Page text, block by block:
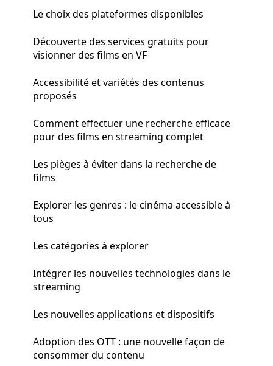
Le choix des plateformes disponibles
Découverte des services gratuits pour
visionner des films en VF
Accessibilité et variétés des contenus
proposés
Comment effectuer une recherche efficace
pour des films en streaming complet
Les pièges à éviter dans la recherche de
films
Explorer les genres : le cinéma accessible à
tous
Les catégories à explorer
Intégrer les nouvelles technologies dans le
streaming
Les nouvelles applications et dispositifs
Adoption des OTT : une nouvelle façon de
consommer du contenu